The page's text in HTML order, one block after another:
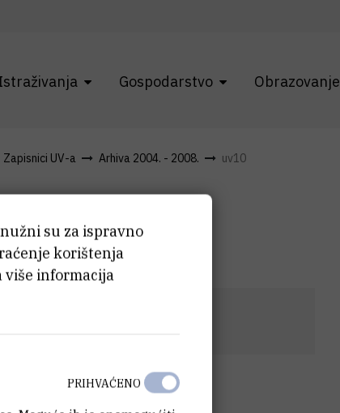
Gospodarstvo Obrazovanje
Zapisnici UV-a Arhiva 2004. - 2008. uv10
su za ispravno
korištenja
više informacija
PRIHVAĆENO